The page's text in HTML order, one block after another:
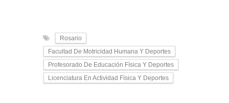
Rosario
Facultad De Motricidad Humana Y Deportes
Profesorado De Educación Física Y Deportes
Licenciatura En Actividad Física Y Deportes